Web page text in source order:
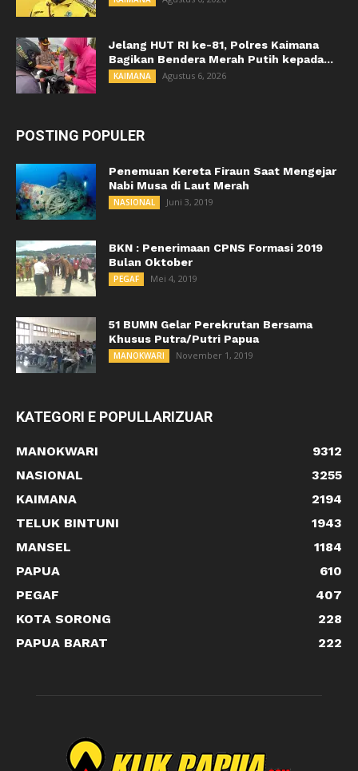
Jelang HUT RI ke-81, Polres Kaimana
Bagikan Bendera Merah Putih kepada...
KAIMANA Agustus 6, 2026
POSTING POPULER
Penemuan Kereta Firaun Saat Mengejar
Nabi Musa di Laut Merah
NASIONAL Juni 3, 2019
BKN : Penerimaan CPNS Formasi 2019
Bulan Oktober
PEGAF Mei 4, 2019
51 BUMN Gelar Perekrutan Bersama
Khusus Putra/Putri Papua
MANOKWARI November 1, 2019
KATEGORI E POPULLARIZUAR
MANOKWARI
9312
NASIONAL
3255
KAIMANA
2194
TELUK BINTUNI
1943
MANSEL
1184
PAPUA
610
PEGAF
407
KOTA SORONG
228
PAPUA BARAT
222